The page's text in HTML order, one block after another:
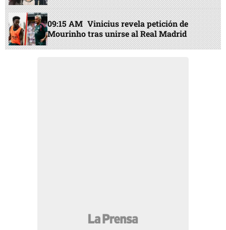
09:15 AM Vinicius revela petición de
Mourinho tras unirse al Real Madrid